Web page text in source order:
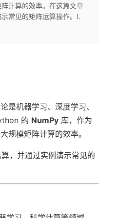
计算的效率。在这篇文章
常见的矩阵运算操作。I.
是机器学习、深度学习、
的 NumPy 库，作为
规模矩阵计算的效率。
，并通过实例演示常见的